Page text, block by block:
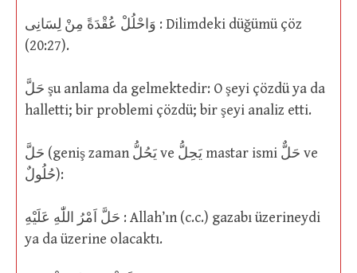
وَاحْلُلْ عُقْدَةً مِنْ لِسَانِى : Dilimdeki düğümü çöz
(20:27).
حَلَّ şu anlama da gelmektedir: O şeyi çözdü ya da
halletti; bir problemi çözdü; bir şeyi analiz etti.
حَلَّ (geniş zaman يَحُلُّ ve يَحِلُّ mastar ismi حَلٌّ ve
حُلُولٌ):
حَلَّ اَمْرُ اللّٰهِ عَلَيْهِ : Allah’ın (c.c.) gazabı üzerineydi
ya da üzerine olacaktı.